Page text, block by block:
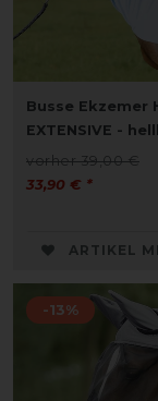
Busse Ekzemer
EXTENSIVE -
vorher 39,00 €
33,90 € *
ARTIKEL
-13%